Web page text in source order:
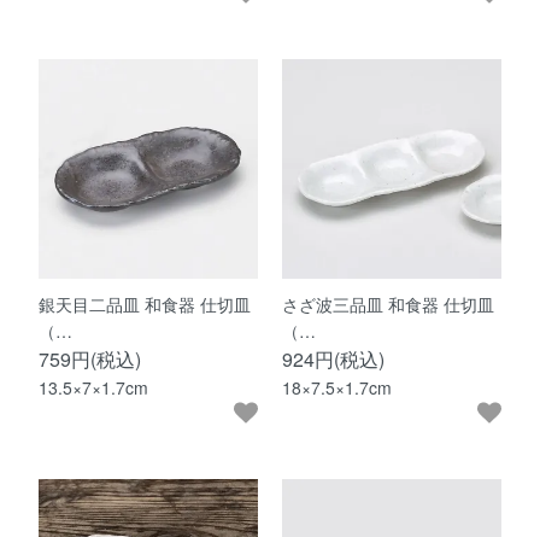
銀天目二品皿 和食器 仕切皿
（…
759円(税込)
13.5×7×1.7cm
さざ波三品皿 和食器 仕切皿
（…
924円(税込)
18×7.5×1.7cm